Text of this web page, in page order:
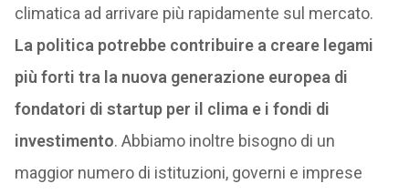
climatica ad arrivare più rapidamente sul mercato.
La politica potrebbe contribuire a creare legami
più forti tra la nuova generazione europea di
fondatori di startup per il clima e i fondi di
investimento. Abbiamo inoltre bisogno di un
maggior numero di istituzioni, governi e imprese